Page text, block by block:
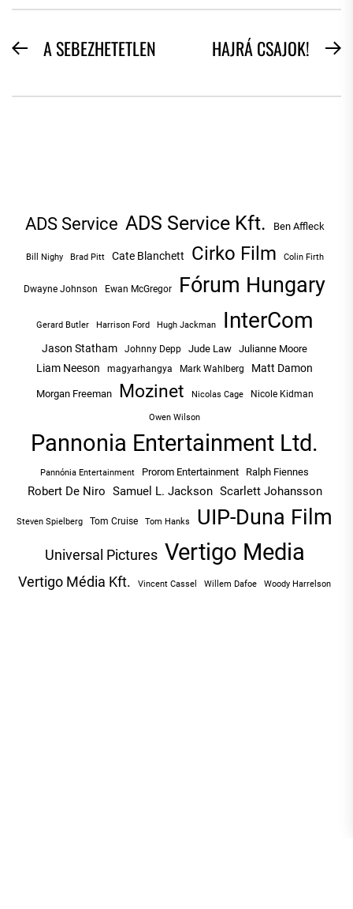
BEJEGYZÉS
PreviousA SEBEZHETETLEN HAJRÁ CSAJOK!
ADS Service ADS Service Kft. Ben Affleck
Bill Nighy Brad Pitt Cate Blanchett Cirko Film Colin Firth
Dwayne Johnson Ewan McGregor Fórum Hungary
Gerard Butler Harrison Ford Hugh Jackman InterCom
Jason Statham Johnny Depp Jude Law Julianne Moore
Liam Neeson magyarhangya Mark Wahlberg Matt Damon
Morgan Freeman Mozinet Nicolas Cage Nicole Kidman
Owen Wilson
Pannonia Entertainment Ltd.
Pannónia Entertainment Prorom Entertainment Ralph Fiennes
Robert De Niro Samuel L. Jackson Scarlett Johansson
Steven Spielberg Tom Cruise Tom Hanks UIP-Duna Film
Universal Pictures Vertigo Media
Vertigo Média Kft. Vincent Cassel Willem Dafoe Woody Harrelson